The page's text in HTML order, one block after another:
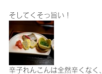
そしてくそっ旨い！
辛子れんこんは全然辛くなく